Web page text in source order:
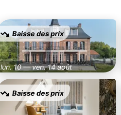
Baisse des prix
lun. 10 — ven. 14 août
Baisse des prix